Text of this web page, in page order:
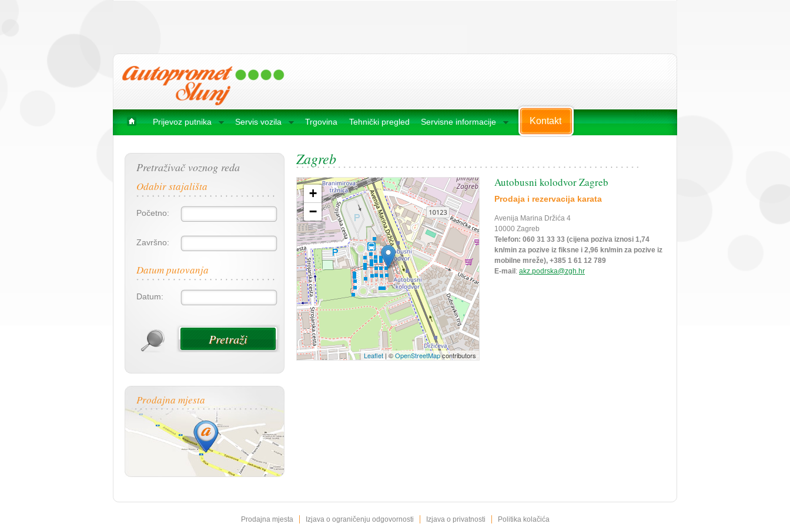
Prijevoz putnika Servis vozila Trgovina Tehnički pregled Servisne informacije Kontakt
Pretraživač voznog reda
Odabir stajališta
Početno:
Završno:
Datum putovanja
Datum:
Prodajna mjesta
Zagreb
+
−
Leaflet | ©OpenStreetMapcontributors
Autobusni kolodvor Zagreb
Prodaja i rezervacija karata
Avenija Marina Držića 4
10000 Zagreb
Telefon: 060 31 33 33 (cijena poziva iznosi 1,74
kn/min za pozive iz fiksne i 2,96 kn/min za pozive iz
mobilne mreže), +385 1 61 12 789
E-mail : akz.podrska@zgh.hr
Prodajna mjesta | Izjava o ograničenju odgovornosti | Izjava o privatnosti | Politika kolačića